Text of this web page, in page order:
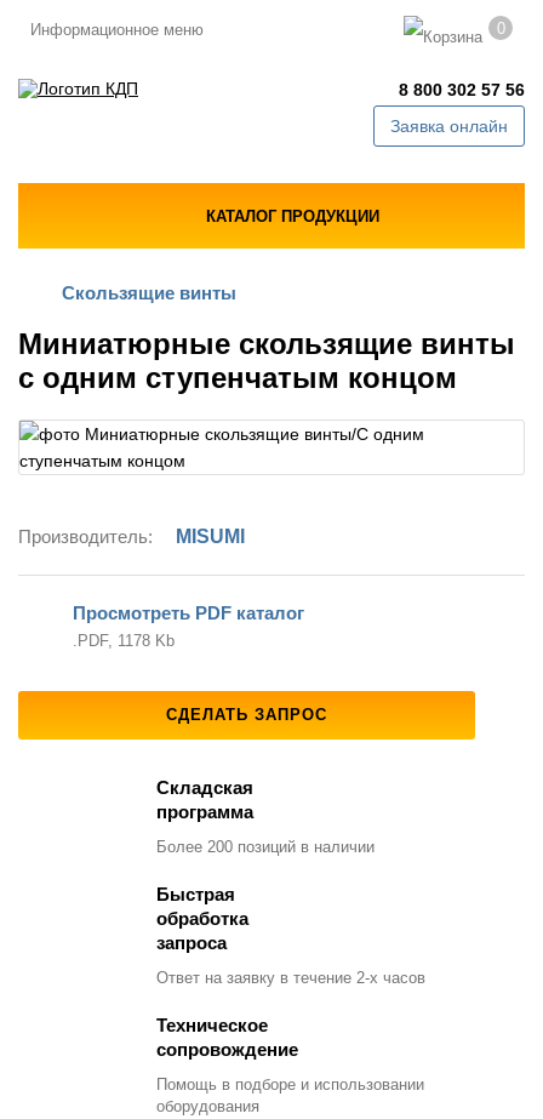
Информационное меню 0
8 800 302 57 56
Заявка онлайн
КАТАЛОГ ПРОДУКЦИИ
Скользящие винты
Миниатюрные скользящие винты
с одним ступенчатым концом
Производитель: MISUMI
Просмотреть PDF каталог
.PDF, 1178 Kb
СДЕЛАТЬ ЗАПРОС
Складская
программа
Более 200 позиций в наличии
Быстрая
обработка
запроса
Ответ на заявку в течение 2-х часов
Техническое
сопровождение
Помощь в подборе и использовании
оборудования